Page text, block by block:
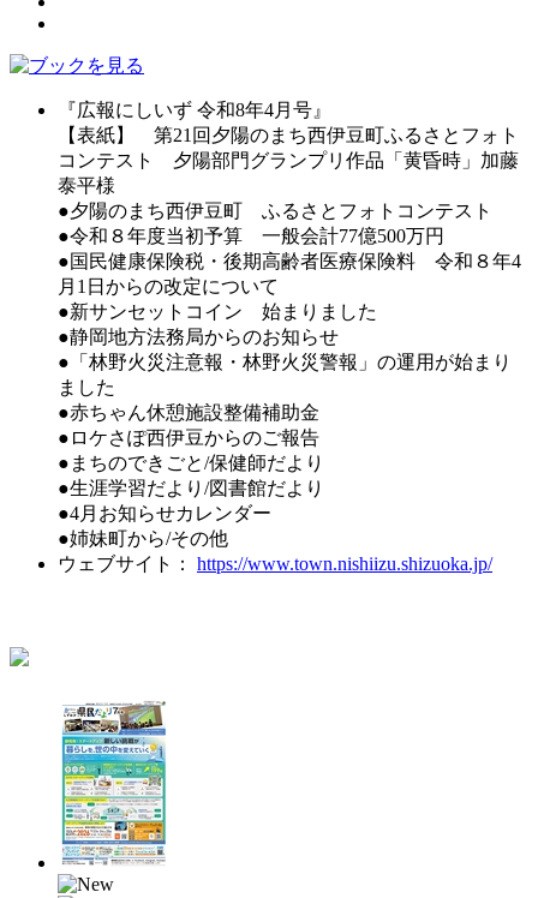
『広報にしいず 令和8年4月号』
【表紙】 第21回夕陽のまち西伊豆町ふるさとフォト
コンテスト 夕陽部門グランプリ作品「黄昏時」加藤
泰平様
●夕陽のまち西伊豆町 ふるさとフォトコンテスト
●令和８年度当初予算 一般会計77億500万円
●国民健康保険税・後期高齢者医療保険料 令和８年4
月1日からの改定について
●新サンセットコイン 始まりました
●静岡地方法務局からのお知らせ
●「林野火災注意報・林野火災警報」の運用が始まり
ました
●赤ちゃん休憩施設整備補助金
●ロケさぽ西伊豆からのご報告
●まちのできごと/保健師だより
●生涯学習だより/図書館だより
●4月お知らせカレンダー
●姉妹町から/その他
ウェブサイト： https://www.town.nishiizu.shizuoka.jp/